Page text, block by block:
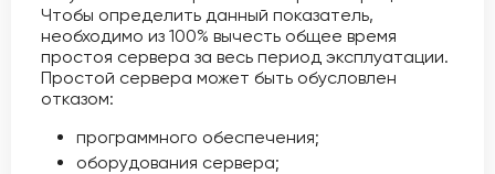
Чтобы определить данный показатель,
необходимо из 100% вычесть общее время
простоя сервера за весь период эксплуатации.
Простой сервера может быть обусловлен
отказом:
программного обеспечения;
оборудования сервера;